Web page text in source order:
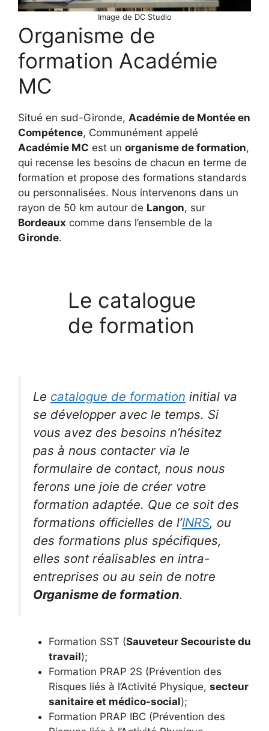
Image de DC Studio
Organisme de
formation Académie
MC
Situé en sud-Gironde, Académie de Montée en
Compétence, Communément appelé
Académie MC est un organisme de formation,
qui recense les besoins de chacun en terme de
formation et propose des formations standards
ou personnalisées. Nous intervenons dans un
rayon de 50 km autour de Langon, sur
Bordeaux comme dans l’ensemble de la
Gironde.
Le catalogue
de formation
Le catalogue de formation initial va
se développer avec le temps. Si
vous avez des besoins n’hésitez
pas à nous contacter via le
formulaire de contact, nous nous
ferons une joie de créer votre
formation adaptée. Que ce soit des
formations officielles de l’INRS, ou
des formations plus spécifiques,
elles sont réalisables en intra-
entreprises ou au sein de notre
Organisme de formation.
Formation SST (Sauveteur Secouriste du
travail);
Formation PRAP 2S (Prévention des
Risques liés à l’Activité Physique, secteur
sanitaire et médico-social);
Formation PRAP IBC (Prévention des